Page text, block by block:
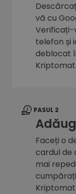
vă cu
Verificați-
telefon și
deblocat
PASUL 2
Faceți o
cardul de
mai